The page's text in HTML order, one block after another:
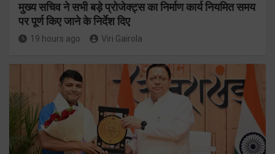
मुख्य सचिव ने सभी बड़े प्रोजेक्ट्स का निर्माण कार्य नियमित समय
पर पूर्ण किए जाने के निर्देश दिए
19 hours ago Viri Gairola